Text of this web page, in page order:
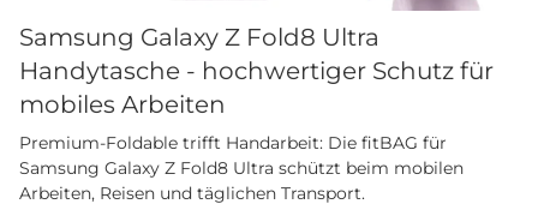
Samsung Galaxy Z Fold8 Ultra
Handytasche - hochwertiger Schutz für
mobiles Arbeiten
Premium-Foldable trifft Handarbeit: Die fitBAG für
Samsung Galaxy Z Fold8 Ultra schützt beim mobilen
Arbeiten, Reisen und täglichen Transport.